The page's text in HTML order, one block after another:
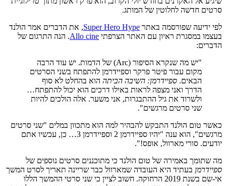
סרטים חדשה לחלוטין של המותג.
לפי ידיעה שפורסמה באתר Super Hero Hype, את הדברים אמר הולנד
בעצמו במסגרת ראיון עם האתר הצרפתי Allo cine. הנה התרגום של
הדברים:
"יש מה שנקרא הסיפור (Arc) של הדמות. יש עוד הרבה
מקום עבור פיטר פרקר וספיידרמן להתפתח בשני הסרטים
הבאים. ספיידרמן: השיבה הביתה הוא בהחלט לא סוף
הדרך ואני מצפה לראות באילו דרכים הוא יכול להתפתח…
ולשרוד את גיל ההתבגרות, אני משער. אלה הולכים להיות
שני סרטים מרגשים".
כאשר טום הולנד התבקש להבהיר למה הוא מתכוון במלים "שני סרטים
מרגשים", הוא ענה "יהיו ספיידרמן 2 וספיידרמן 3… כן, עכשיו אתם
יודעים. סורי מארוול, אופס!".
מה שתומך באמירה של טום הולנד כי מתוכננים סרטים נוספים של
ספיידרמן בעתיד היא העובדה שמארוול כבר שריינה תאריך לסרט המשך
אי-שם בשנת 2019 הרחוקה. חשוב לציין כי שני סרטי ההמשך הללו